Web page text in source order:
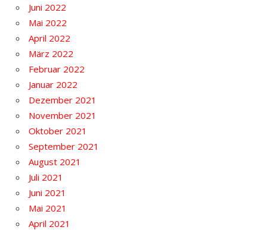
Juni 2022
Mai 2022
April 2022
März 2022
Februar 2022
Januar 2022
Dezember 2021
November 2021
Oktober 2021
September 2021
August 2021
Juli 2021
Juni 2021
Mai 2021
April 2021